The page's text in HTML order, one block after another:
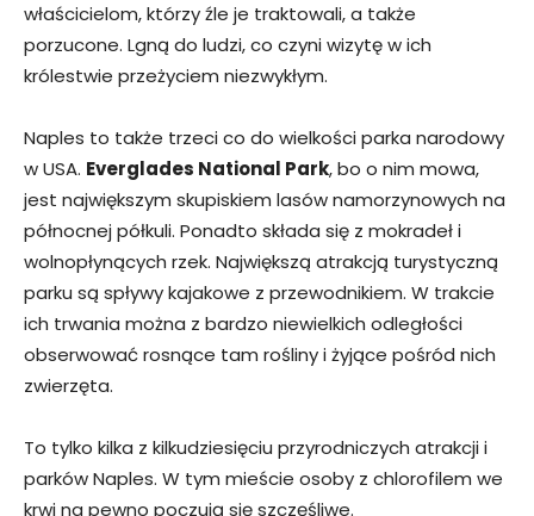
właścicielom, którzy źle je traktowali, a także
porzucone. Lgną do ludzi, co czyni wizytę w ich
królestwie przeżyciem niezwykłym.
Naples to także trzeci co do wielkości parka narodowy
w USA. Everglades National Park, bo o nim mowa,
jest największym skupiskiem lasów namorzynowych na
północnej półkuli. Ponadto składa się z mokradeł i
wolnopłynących rzek. Największą atrakcją turystyczną
parku są spływy kajakowe z przewodnikiem. W trakcie
ich trwania można z bardzo niewielkich odległości
obserwować rosnące tam rośliny i żyjące pośród nich
zwierzęta.
To tylko kilka z kilkudziesięciu przyrodniczych atrakcji i
parków Naples. W tym mieście osoby z chlorofilem we
krwi na pewno poczują się szczęśliwe.